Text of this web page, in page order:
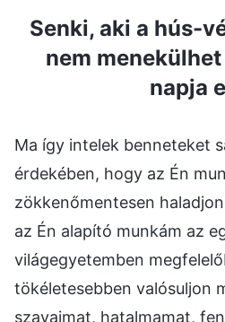
Senki, aki a hús-
nem
napja
Ma így intelek benneteket
érdekében, hogy az Én
zökkenőmentesen
az Én alapító munkám az
világegyetemben
tökéletesebben valósuljon
szavaimat, hatalmamat,